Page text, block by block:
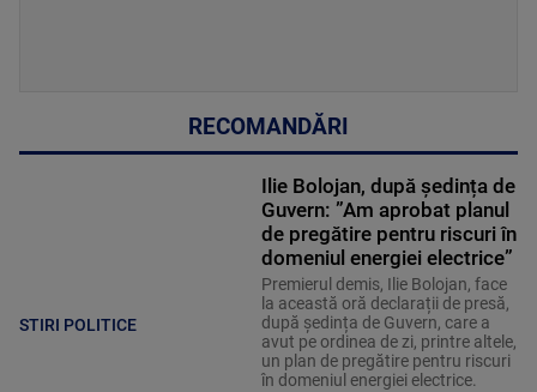
RECOMANDĂRI
STIRI POLITICE
Ilie Bolojan, după ședința de
Guvern: ”Am aprobat planul
de pregătire pentru riscuri în
domeniul energiei electrice”
Premierul demis, Ilie Bolojan, face
la această oră declarații de presă,
după ședința de Guvern, care a
avut pe ordinea de zi, printre altele,
un plan de pregătire pentru riscuri
în domeniul energiei electrice.